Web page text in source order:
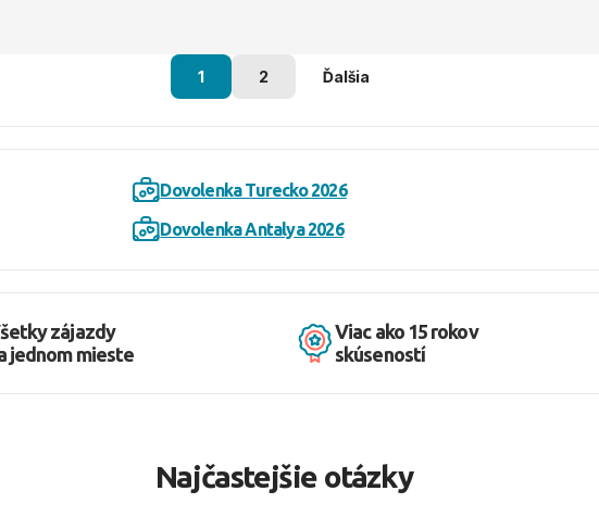
1 2 Ďalšia
Dovolenka Turecko 2026
Dovolenka Antalya 2026
zájazdy
jednom mieste
Viac ako 15 rokov
skúseností
Najčastejšie otázky